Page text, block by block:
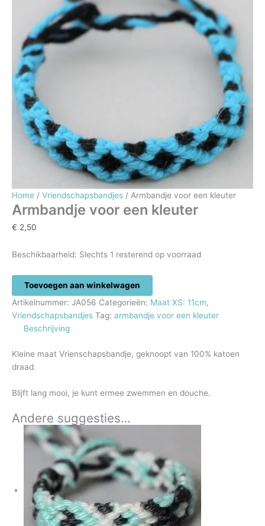
Home / Vriendschapsbandjes / Armbandje voor een kleuter
Armbandje voor een kleuter
€ 2,50
Beschikbaarheid: Slechts 1 resterend op voorraad
Armbandje
voor
een
kleuter
aantal
Toevoegen aan winkelwagen
Artikelnummer: JA056 Categorieën: Maat XS: 11cm,
Vriendschapsbandjes Tag: armbandje voor een kleuter
Beschrijving
Kleine maat Vrienschapsbandje, geknoopt van 100% katoen
draad.
Blijft lang mooi, je kunt ermee zwemmen en douche.
Andere suggesties…